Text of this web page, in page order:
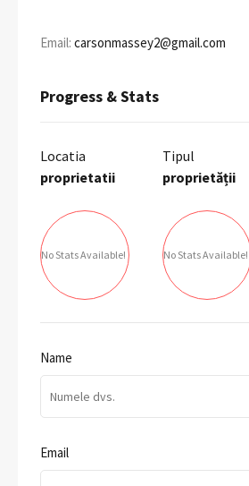
Email: carsonmassey2@gmail.com
Progress & Stats
Locatia
proprietatii
No Stats Available!
Tipul
proprietății
No Stats Available!
Name
Email